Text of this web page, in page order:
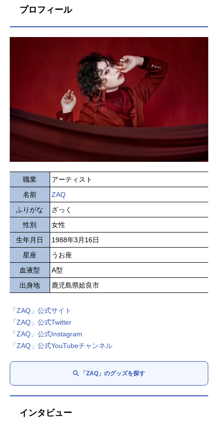
プロフィール
職業
アーティスト
名前
ZAQ
ふりがな
ざっく
性別
女性
生年月日
1988年3月16日
星座
うお座
血液型
A型
出身地
鹿児島県姶良市
「ZAQ」公式サイト
「ZAQ」公式Twitter
「ZAQ」公式Instagram
「ZAQ」公式YouTubeチャンネル
「ZAQ」のグッズを探す
インタビュー